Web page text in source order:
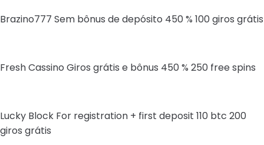
Brazino777 Sem bônus de depósito 450 % 100 giros grátis
Fresh Cassino Giros grátis e bônus 450 % 250 free spins
Lucky Block For registration + first deposit 110 btc 200
giros grátis